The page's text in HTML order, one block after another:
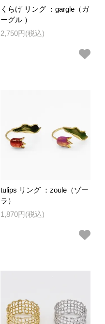
くらげ リング ：gargle（ガ
ーグル ）
2,750円(税込)
tulips リング ：zoule（ゾー
ラ）
1,870円(税込)